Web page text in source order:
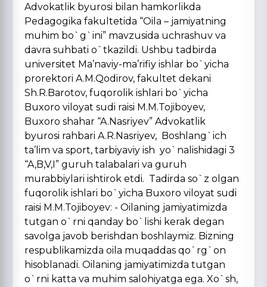
Advokatlik byurosi bilan hamkorlikda
Pedagogika fakultetida “Oila – jamiyatning
muhim bo`g`ini” mavzusida uchrashuv va
davra suhbati o`tkazildi. Ushbu tadbirda
universitet Ma’naviy-ma’rifiy ishlar bo`yicha
prorektori A.M.Qodirov, fakultet dekani
Sh.R.Barotov, fuqorolik ishlari bo`yicha
Buxoro viloyat sudi raisi M.M.Tojiboyev,
Buxoro shahar “A.Nasriyev” Advokatlik
byurosi rahbari A.R.Nasriyev, Boshlang`ich
ta’lim va sport, tarbiyaviy ish yo`nalishidagi 3
“A,B,V,I” guruh talabalari va guruh
murabbiylari ishtirok etdi. Tadirda so`z olgan
fuqorolik ishlari bo`yicha Buxoro viloyat sudi
raisi M.M.Tojiboyev: - Oilaning jamiyatimizda
tutgan o`rni qanday bo`lishi kerak degan
savolga javob berishdan boshlaymiz. Bizning
respublikamizda oila muqaddas qo`rg`on
hisoblanadi. Oilaning jamiyatimizda tutgan
o`rni katta va muhim salohiyatga ega. Xo`sh,